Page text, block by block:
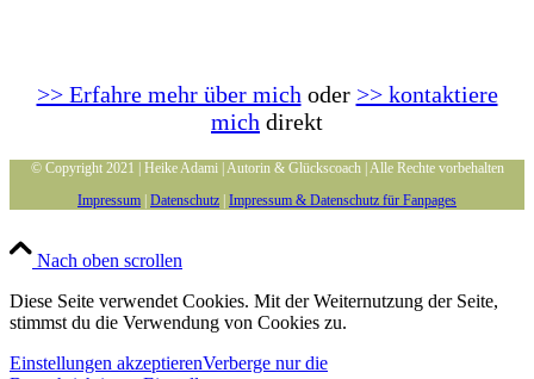
>> Erfahre mehr über mich oder >> kontaktiere
mich direkt
© Copyright 2021 | Heike Adami | Autorin & Glückscoach | Alle Rechte vorbehalten
Impressum | Datenschutz | Impressum & Datenschutz für Fanpages
Nach oben scrollen
Diese Seite verwendet Cookies. Mit der Weiternutzung der Seite,
stimmst du die Verwendung von Cookies zu.
Einstellungen akzeptierenVerberge nur die